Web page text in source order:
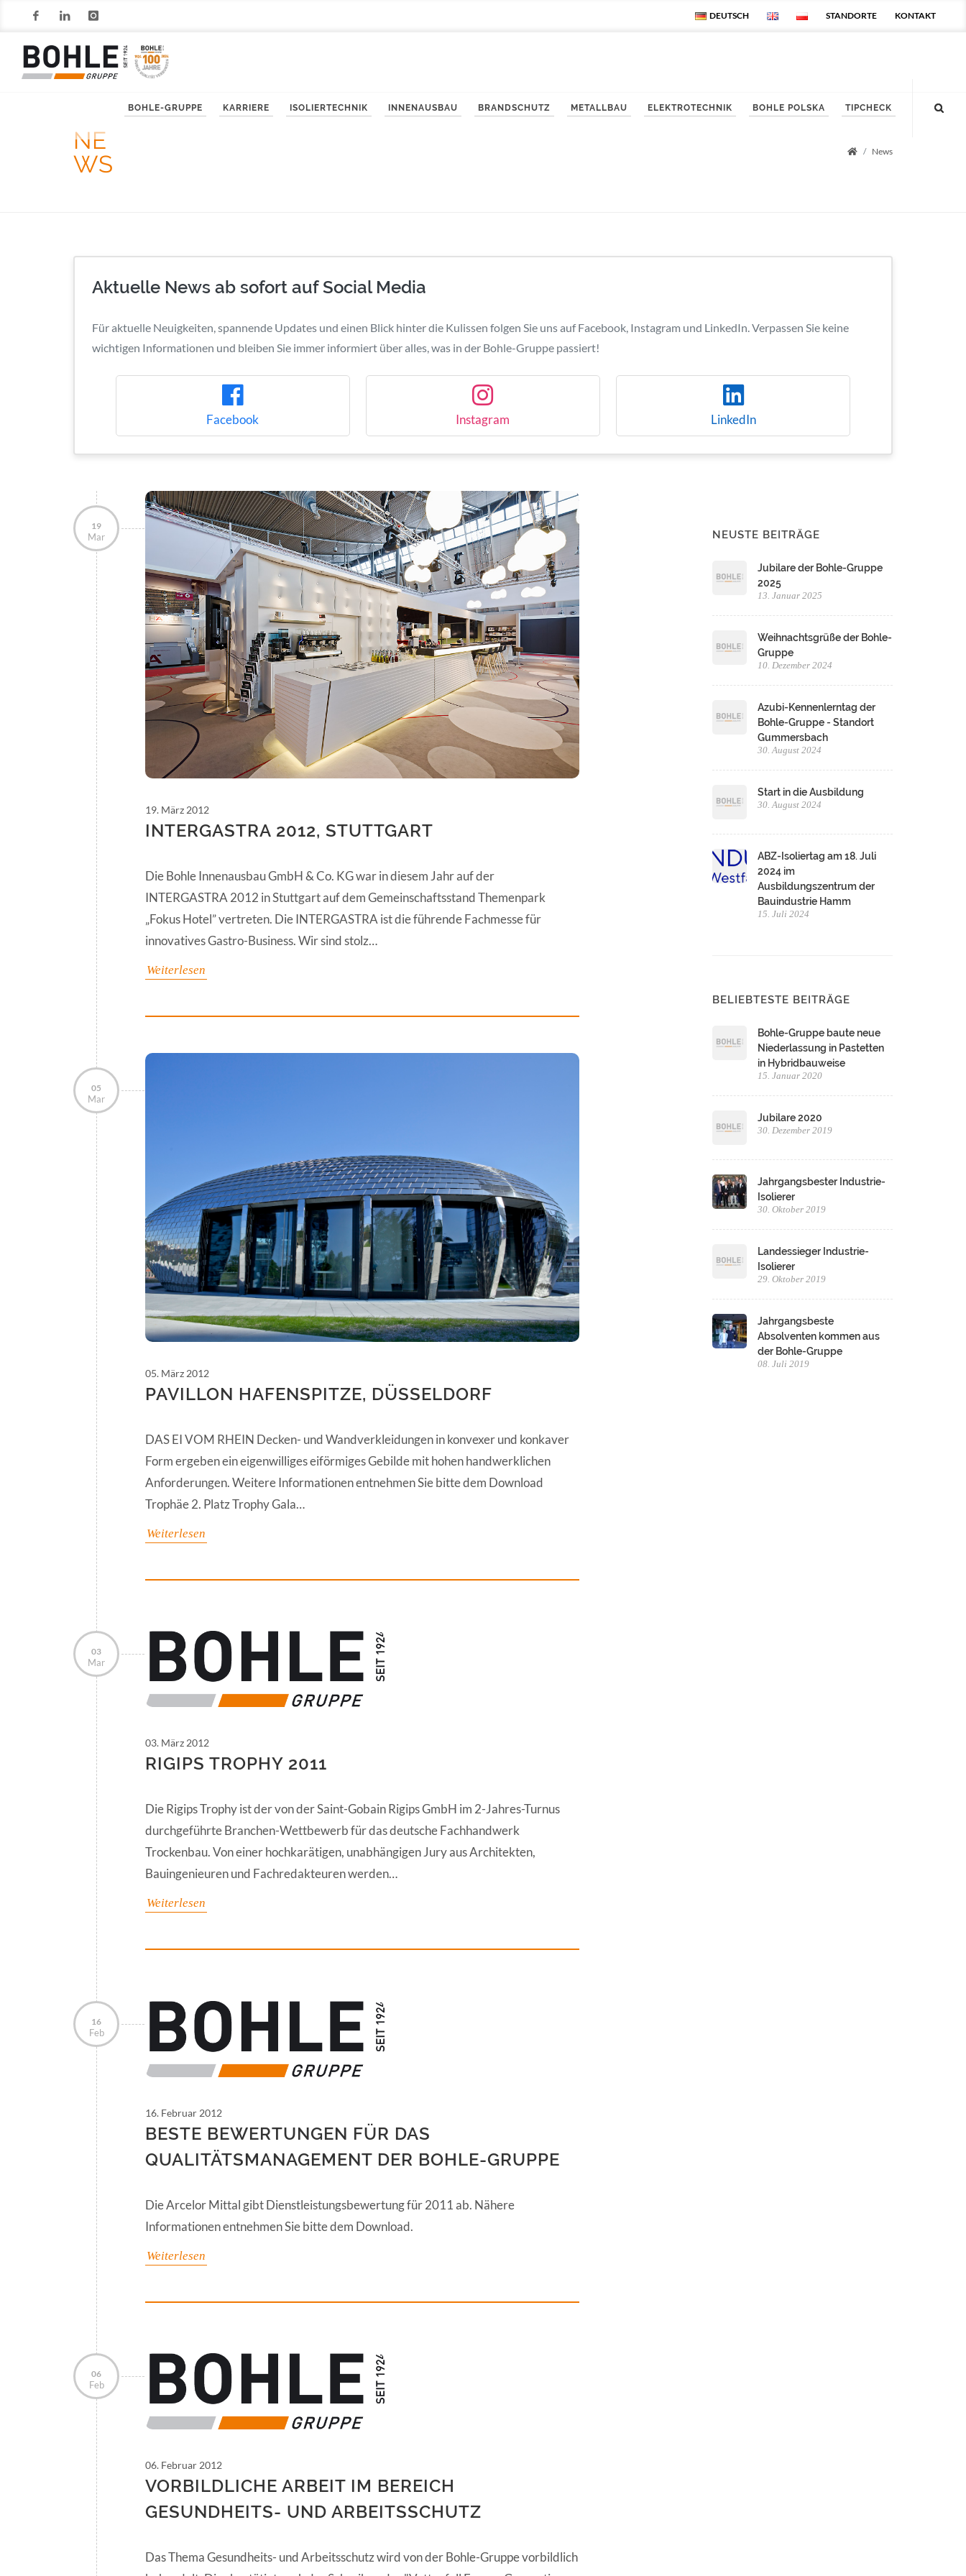
FacebookLinkedInInstagram
DEUTSCH STANDORTE KONTAKT
BOHLE-GRUPPE KARRIERE ISOLIERTECHNIK INNENAUSBAU BRANDSCHUTZ METALLBAU ELEKTROTECHNIK BOHLE POLSKA TIPCHECK
NE
WS
News
Aktuelle News ab sofort auf Social Media
Für aktuelle Neuigkeiten, spannende Updates und einen Blick hinter die Kulissen folgen Sie uns auf Facebook, Instagram und LinkedIn. Verpassen Sie keine
wichtigen Informationen und bleiben Sie immer informiert über alles, was in der Bohle-Gruppe passiert!
Facebook Instagram LinkedIn
19
Mar
19. März 2012
INTERGASTRA 2012, STUTTGART
Die Bohle Innenausbau GmbH & Co. KG war in diesem Jahr auf der
INTERGASTRA 2012 in Stuttgart auf dem Gemeinschaftsstand Themenpark
„Fokus Hotel” vertreten. Die INTERGASTRA ist die führende Fachmesse für
innovatives Gastro-Business. Wir sind stolz…
Weiterlesen
05
Mar
05. März 2012
PAVILLON HAFENSPITZE, DÜSSELDORF
DAS EI VOM RHEIN Decken- und Wandverkleidungen in konvexer und konkaver
Form ergeben ein eigenwilliges eiförmiges Gebilde mit hohen handwerklichen
Anforderungen. Weitere Informationen entnehmen Sie bitte dem Download
Trophäe 2. Platz Trophy Gala…
Weiterlesen
03
Mar
03. März 2012
RIGIPS TROPHY 2011
Die Rigips Trophy ist der von der Saint-Gobain Rigips GmbH im 2-Jahres-Turnus
durchgeführte Branchen-Wettbewerb für das deutsche Fachhandwerk
Trockenbau. Von einer hochkarätigen, unabhängigen Jury aus Architekten,
Bauingenieuren und Fachredakteuren werden…
Weiterlesen
16
Feb
16. Februar 2012
BESTE BEWERTUNGEN FÜR DAS
QUALITÄTSMANAGEMENT DER BOHLE-GRUPPE
Die Arcelor Mittal gibt Dienstleistungsbewertung für 2011 ab. Nähere
Informationen entnehmen Sie bitte dem Download.
Weiterlesen
06
Feb
06. Februar 2012
VORBILDLICHE ARBEIT IM BEREICH
GESUNDHEITS- UND ARBEITSSCHUTZ
Das Thema Gesundheits- und Arbeitsschutz wird von der Bohle-Gruppe vorbildlich
NEUSTE BEITRÄGE
Jubilare der Bohle-Gruppe
2025
13. Januar 2025
Weihnachtsgrüße der Bohle-
Gruppe
10. Dezember 2024
Azubi-Kennenlerntag der
Bohle-Gruppe - Standort
Gummersbach
30. August 2024
Start in die Ausbildung
30. August 2024
ABZ-Isoliertag am 18. Juli
2024 im
Ausbildungszentrum der
Bauindustrie Hamm
15. Juli 2024
BELIEBTESTE BEITRÄGE
Bohle-Gruppe baute neue
Niederlassung in Pastetten
in Hybridbauweise
15. Januar 2020
Jubilare 2020
30. Dezember 2019
Jahrgangsbester Industrie-
Isolierer
30. Oktober 2019
Landessieger Industrie-
Isolierer
29. Oktober 2019
Jahrgangsbeste
Absolventen kommen aus
der Bohle-Gruppe
08. Juli 2019